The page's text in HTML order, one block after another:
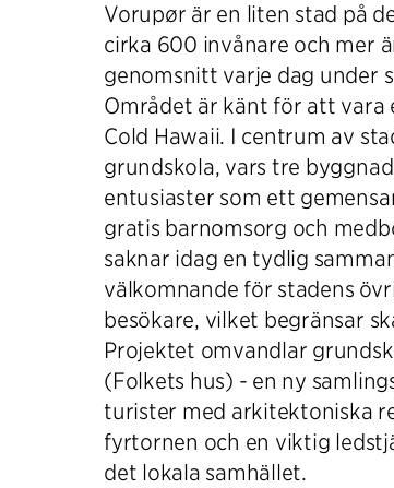
Vorupør är en liten stad på
cirka 600 invånare och mer
genomsnitt varje dag under
Området är känt för att vara
Cold Hawaii. I centrum av
grundskola, vars tre
entusiaster som ett
gratis barnomsorg och
saknar idag en tydlig
välkomnande för stadens
besökare, vilket begränsar
Projektet omvandlar
(Folkets hus) - en ny
turister med arkitektoniska
fyrtornen och en viktig
det lokala samhället.